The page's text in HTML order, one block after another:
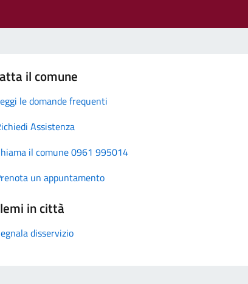
il comune
le domande frequenti
Assistenza
il comune 0961 995014
un appuntamento
in città
disservizio